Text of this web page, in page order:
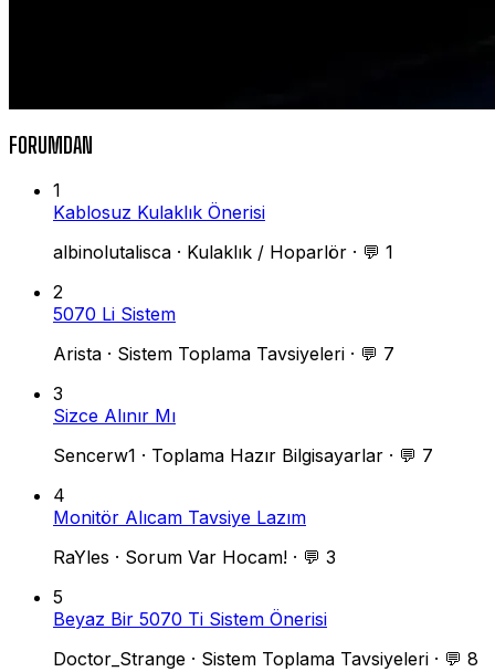
FORUMDAN
1
Kablosuz Kulaklık Önerisi
albinolutalisca · Kulaklık / Hoparlör · 💬 1
2
5070 Li Sistem
Arista · Sistem Toplama Tavsiyeleri · 💬 7
3
Sizce Alınır Mı
Sencerw1 · Toplama Hazır Bilgisayarlar · 💬 7
4
Monitör Alıcam Tavsiye Lazım
RaYles · Sorum Var Hocam! · 💬 3
5
Beyaz Bir 5070 Ti Sistem Önerisi
Doctor_Strange · Sistem Toplama Tavsiyeleri · 💬 8